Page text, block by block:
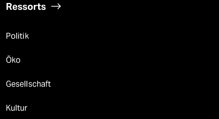
Ressorts
Politik
Öko
Gesellschaft
Kultur